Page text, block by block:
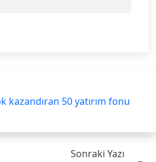
kazandıran 50 yatırım fonu
Sonraki Yazı